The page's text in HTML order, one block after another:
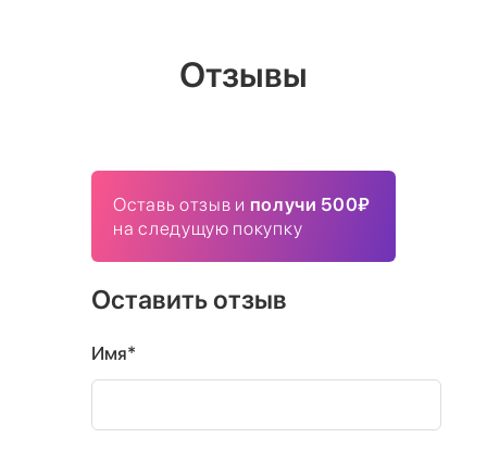
Отзывы
Оставь отзыв и получи 500₽
на следущую покупку
Оставить отзыв
Имя*